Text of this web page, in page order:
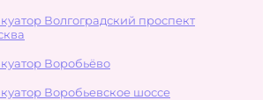
Волгоградский проспект
Воробьёво
Воробьевское шоссе